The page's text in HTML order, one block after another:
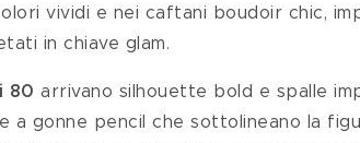
vividi e nei caftani boudoir chic,
in chiave glam.
80 arrivano silhouette bold e spalle
a gonne pencil che sottolineano la